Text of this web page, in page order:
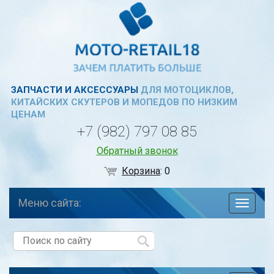
ЗАПЧАСТИ И АКСЕССУАРЫДЛЯ МОТОЦИКЛОВ,
КИТАЙСКИХ СКУТЕРОВ И МОПЕДОВ ПО НИЗКИМ
ЦЕНАМ
+7 (982) 797 08 85
Обратный звонок
Корзина:0
по
Меню сайта: